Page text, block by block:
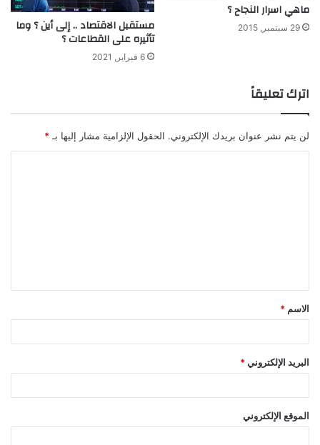
ماهي اسرار النجاح ؟
29 سبتمبر, 2015 مستقبل الاقتصاد .. إلى أين ؟ وما
تأثيره على القطاعات ؟
6 فبراير, 2021
اترك تعليقاً
لن يتم نشر عنوان بريدك الإلكتروني. الحقول الإلزامية مشار إليها بـ *
ق
*
الاسم *
البريد الإلكتروني *
الموقع الإلكتروني